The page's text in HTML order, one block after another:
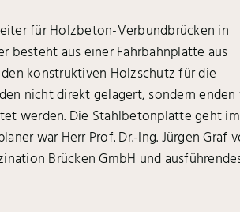
für Holzbeton-Verbundbrücken in
besteht aus einer Fahrbahnplatte aus
konstruktiven Holzschutz für die
nicht direkt gelagert, sondern enden
werden. Die Stahlbetonplatte geht im
war Herr Prof. Dr.-Ing. Jürgen Graf
Brücken GmbH und